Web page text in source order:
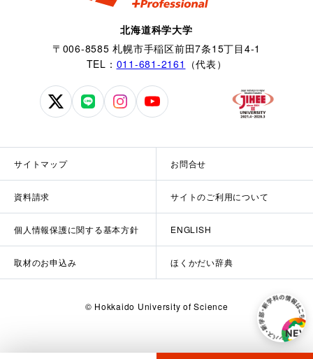
北海道科学大学
〒006-8585 札幌市手稲区前田7条15丁目4-1
TEL： 011-681-2161 （代表）
北
科
学
公
式
X
北
学
公
式
北
学
公
式
北
学
式
YouTube
サイトマップ お問合せ
資料請求 サイトのご利用について
個人情報保護に関する基本方針 ENGLISH
取材のお申込み ほくかだい辞典
© Hokkaido University of Science